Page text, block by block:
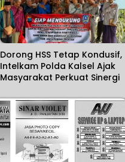
Dorong HSS Tetap Kondusif,
Intelkam Polda Kalsel Ajak
Masyarakat Perkuat Sinergi